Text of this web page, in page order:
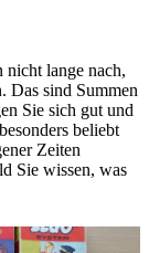
nicht lange nach,
Das sind Summen
Sie sich gut und
beliebt
Zeiten
Sie wissen, was